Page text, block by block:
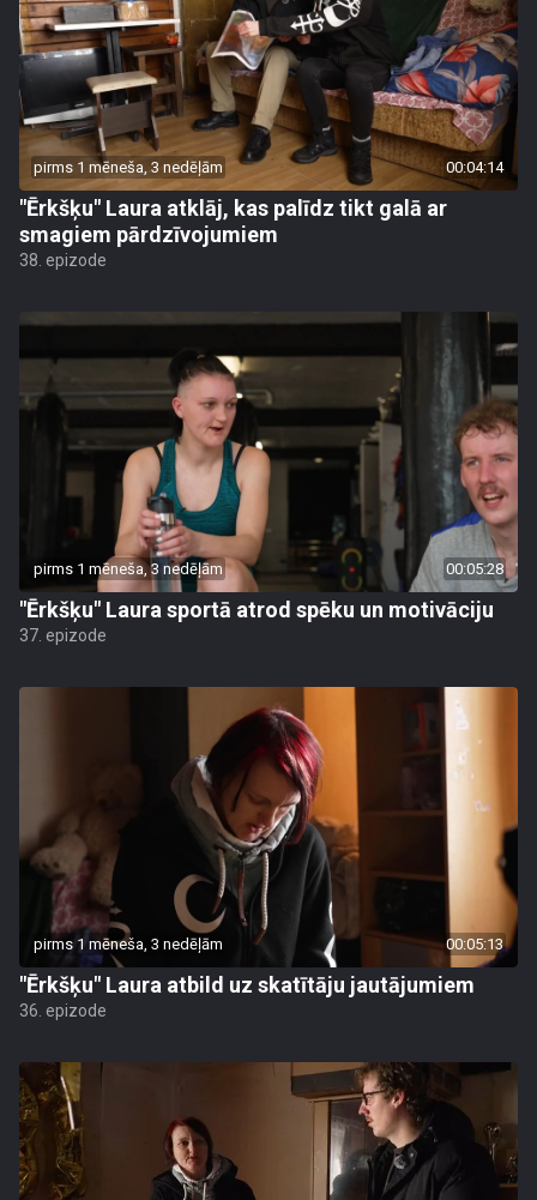
pirms 1 mēneša, 3 nedēļām 00:04:14
"Ērkšķu" Laura atklāj, kas palīdz tikt galā ar
smagiem pārdzīvojumiem
38. epizode
pirms 1 mēneša, 3 nedēļām 00:05:28
"Ērkšķu" Laura sportā atrod spēku un motivāciju
37. epizode
pirms 1 mēneša, 3 nedēļām 00:05:13
"Ērkšķu" Laura atbild uz skatītāju jautājumiem
36. epizode